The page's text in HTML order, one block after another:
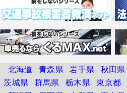
北海道 青森県 岩手県 秋田県
茨城県 群馬県 栃木県 東京都